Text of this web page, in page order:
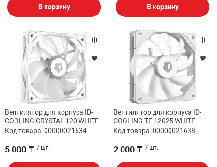
В корзину В корзину
Вентилятор для корпуса ID-
COOLING CRYSTAL 120 WHITE
Код товара: 00000021634
5 000 ₸ / шт.
Вентилятор для корпуса ID-
COOLING TF-12025 WHITE
Код товара: 00000021638
2 000 ₸ / шт.